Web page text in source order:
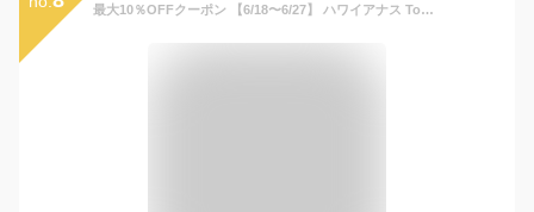
最大10％OFFクーポン 【6/18〜6/27】 ハワイアナス Top Logomania 2 4145741 0128 ジュニア キッズ 子供 マリン ビーチサンダル : ブラック havaianas